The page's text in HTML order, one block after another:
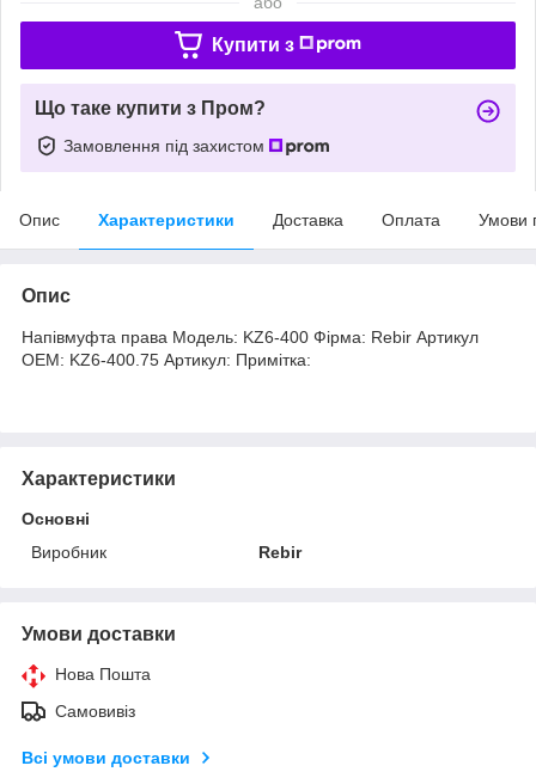
Купити з
Що таке купити з Пром?
Замовлення під захистом
Опис Характеристики Доставка Оплата Умови
Опис
Напівмуфта права Модель: KZ6-400 Фірма: Rebir Артикул
OEM: KZ6-400.75 Артикул: Примітка:
Характеристики
Основні
Виробник
Rebir
Умови доставки
Нова Пошта
Самовивіз
Всі умови доставки